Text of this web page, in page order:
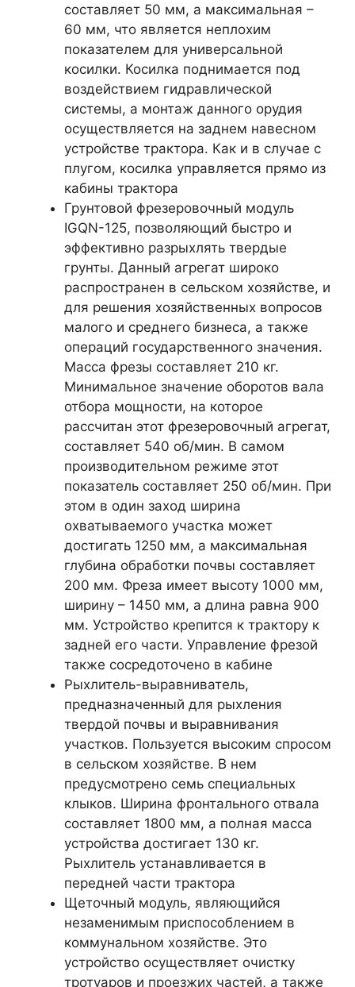
составляет 50 мм, а максимальная –
60 мм, что является неплохим
показателем для универсальной
косилки. Косилка поднимается под
воздействием гидравлической
системы, а монтаж данного орудия
осуществляется на заднем навесном
устройстве трактора. Как и в случае с
плугом, косилка управляется прямо из
кабины трактора
Грунтовой фрезеровочный модуль
IGQN-125, позволяющий быстро и
эффективно разрыхлять твердые
грунты. Данный агрегат широко
распространен в сельском хозяйстве, и
для решения хозяйственных вопросов
малого и среднего бизнеса, а также
операций государственного значения.
Масса фрезы составляет 210 кг.
Минимальное значение оборотов вала
отбора мощности, на которое
рассчитан этот фрезеровочный агрегат,
составляет 540 об/мин. В самом
производительном режиме этот
показатель составляет 250 об/мин. При
этом в один заход ширина
охватываемого участка может
достигать 1250 мм, а максимальная
глубина обработки почвы составляет
200 мм. Фреза имеет высоту 1000 мм,
ширину – 1450 мм, а длина равна 900
мм. Устройство крепится к трактору к
задней его части. Управление фрезой
также сосредоточено в кабине
Рыхлитель-выравниватель,
предназначенный для рыхления
твердой почвы и выравнивания
участков. Пользуется высоким спросом
в сельском хозяйстве. В нем
предусмотрено семь специальных
клыков. Ширина фронтального отвала
составляет 1800 мм, а полная масса
устройства достигает 130 кг.
Рыхлитель устанавливается в
передней части трактора
Щеточный модуль, являющийся
незаменимым приспособлением в
коммунальном хозяйстве. Это
устройство осуществляет очистку
тротуаров и проезжих частей, а также